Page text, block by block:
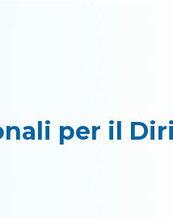
per il